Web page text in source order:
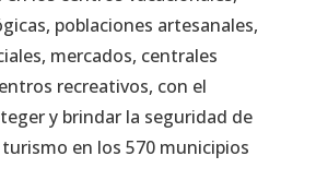
poblaciones artesanales,
mercados, centrales
recreativos, con el
y brindar la seguridad de
en los 570 municipios